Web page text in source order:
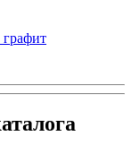
графит